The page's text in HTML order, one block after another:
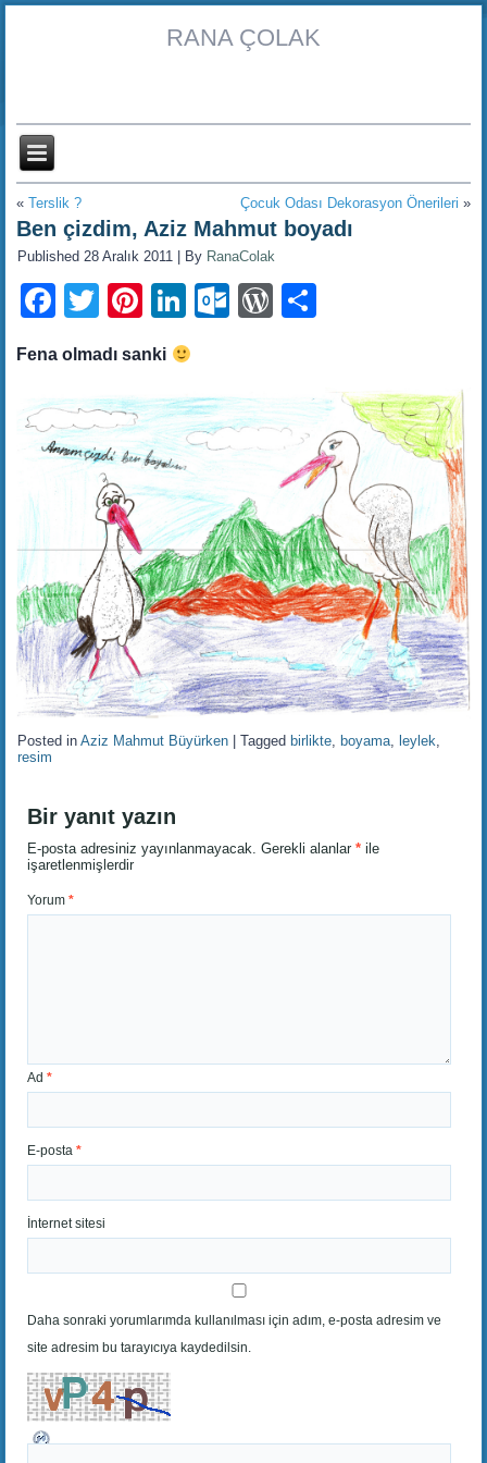
RANA ÇOLAK
«Terslik ? Çocuk Odası Dekorasyon Önerileri »
Ben çizdim, Aziz Mahmut boyadı
Published 28 Aralık 2011 By RanaColak
Facebook
TwitterPinterest
LinkedIn
Outlook.com
WordPress
Fena olmadı sanki
Posted in Aziz Mahmut Büyürken |Tagged birlikte ,boyama ,leylek
resim
Bir yanıt yazın
E-posta adresiniz yayınlanmayacak. Gerekli alanlar* ile
işaretlenmişlerdir
Yorum*
Ad*
E-posta*
İnternet sitesi
Daha sonraki yorumlarımda kullanılması için adım, e-posta adresim ve
site adresim bu tarayıcıya kaydedilsin.